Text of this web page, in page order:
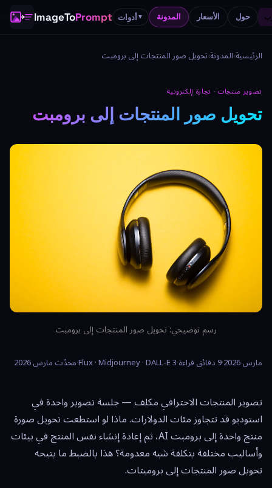
ImageToPrompt أدوات▼ المدونة الأسعار حول
الرئيسية›المدونة›تحويل صور المنتجات إلى برومبت
تصوير منتجات · تجارة إلكترونية
تحويل صور المنتجات إلى برومبت
رسم توضيحي: تحويل صور المنتجات إلى برومبت
مارس 2026 ·9 دقائق قراءة ·
Flux · Midjourney · DALL-E 3
·محدّث مارس 2026
تصوير المنتجات الاحترافي مكلف — جلسة تصوير واحدة في
استوديو قد تتجاوز مئات الدولارات. ماذا لو استطعت تحويل صورة
منتج واحدة إلى برومبت AI، ثم إعادة إنشاء نفس المنتج في بيئات
وأساليب مختلفة بتكلفة شبه معدومة؟ هذا بالضبط ما يتيحه
تحويل صور المنتجات إلى برومبتات.